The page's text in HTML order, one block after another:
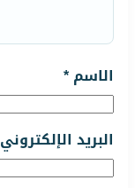
الاسم*
البريد الإلكتروني*